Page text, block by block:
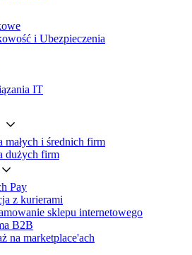
i Ubezpieczenia
IT
małych i średnich firm
dużych firm
Pay
z kurierami
sklepu internetowego
B2B
na marketplace'ach